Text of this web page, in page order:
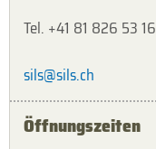
Tel. +41 81 826 53 16
sils@sils.ch
Öffnungszeiten